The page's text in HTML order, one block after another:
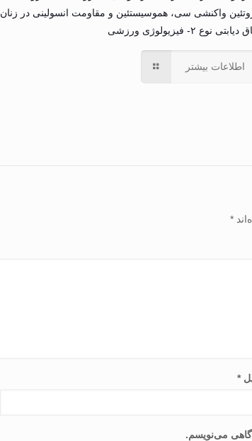
واکنشی سی، هموسیستئین و مقاومت انسولینی در زنان
نوع ۲- فیزیولوژی ورزشی
اطلاعات بیشتر
*
*
می‌نویسم.